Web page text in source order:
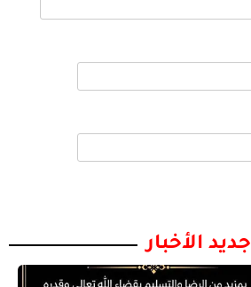
جديد الأخبار